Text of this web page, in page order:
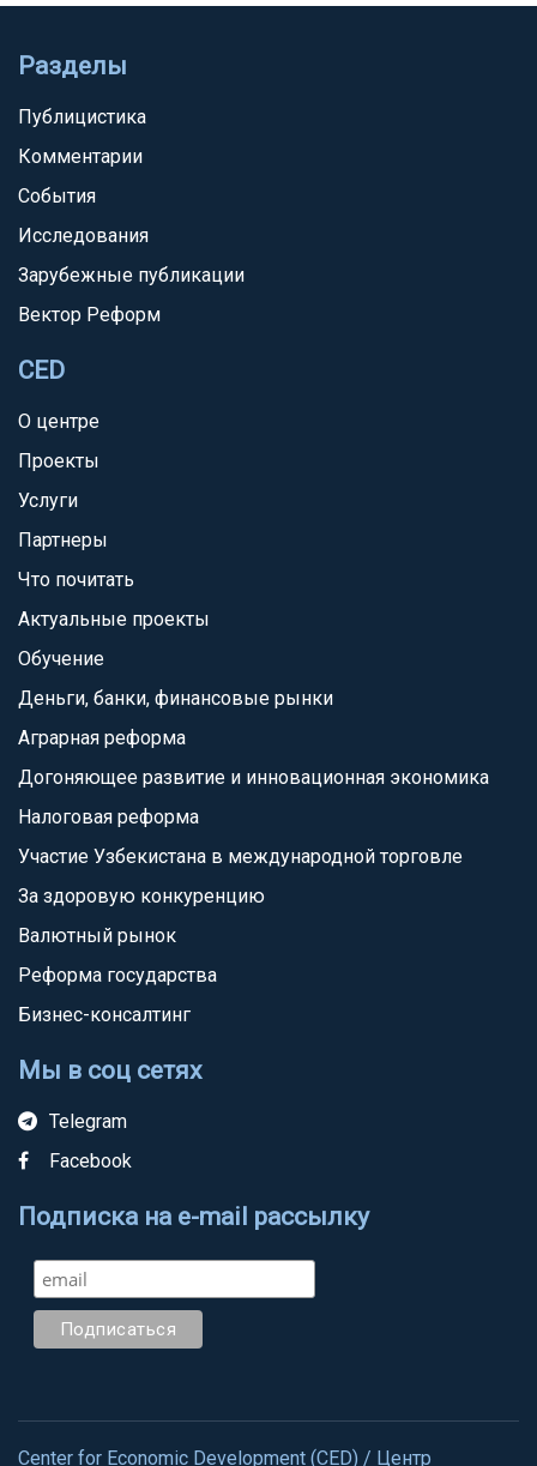
Разделы
Публицистика
Комментарии
События
Исследования
Зарубежные публикации
Вектор Реформ
CED
О центре
Проекты
Услуги
Партнеры
Что почитать
Актуальные проекты
Обучение
Деньги, банки, финансовые рынки
Аграрная реформа
Догоняющее развитие и инновационная экономика
Налоговая реформа
Участие Узбекистана в международной торговле
За здоровую конкуренцию
Валютный рынок
Реформа государства
Бизнес-консалтинг
Мы в соц сетях
Telegram
Facebook
Подписка на e-mail рассылку
Center for Economic Development (CED) / Центр